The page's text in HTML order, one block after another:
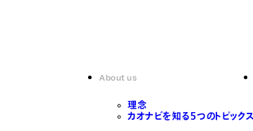
About us
理念
カオナビを知る5つのトピックス